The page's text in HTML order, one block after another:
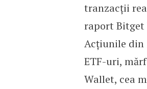
tranzacții
raport Bitget
Acțiunile din
ETF-uri,
Wallet, cea